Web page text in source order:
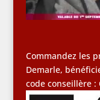
Commandez les
Demarle,
code conseillère :